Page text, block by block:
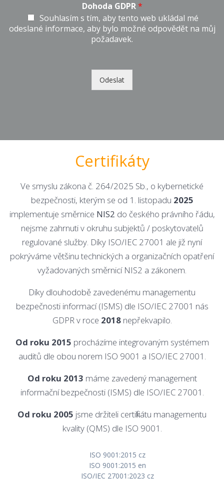
Dohoda GDPR*
Souhlasím s tím, aby tento web ukládal mé
odeslané informace, aby bylo možné odpovědět na můj
požadavek.
Odeslat
Certifikáty
Ve smyslu zákona č. 264/2025 Sb., o kybernetické
bezpečnosti, kterým se od 1. listopadu 2025
implementuje směrnice NIS2 do českého právního řádu,
nejsme zahrnuti v okruhu subjektů / poskytovatelů
regulované služby. Díky ISO/IEC 27001 ale již nyní
pokrýváme většinu technických a organizačních opatření
vyžadovaných směrnicí NIS2 a zákonem.
Díky dlouhodobě zavedenému managementu
bezpečnosti informací (ISMS) dle ISO/IEC 27001 nás
GDPR v roce 2018nepřekvapilo.
Od roku 2015 procházíme integrovaným systémem
auditů dle obou norem ISO 9001 a ISO/IEC 27001.
Od roku 2013 máme zavedený management
informační bezpečnosti (ISMS) dle ISO/IEC 27001.
Od roku 2005 jsme držiteli certifikátu managementu
kvality (QMS) dle ISO 9001.
ISO 9001:2015 cz
ISO 9001:2015 en
ISO/IEC 27001:2023 cz